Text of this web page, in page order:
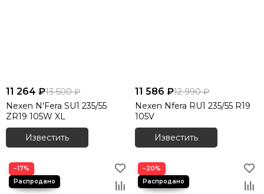
11 264 ₽13 500 ₽
Nexen N'Fera SU1 235/55
ZR19 105W XL
Известить
11 586 ₽12 990 ₽
Nexen Nfera RU1 235/55 R19
105V
Известить
−17% −20%